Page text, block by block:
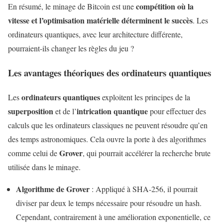
En résumé, le minage de Bitcoin est unecompétition où la
vitesse et l’optimisation matérielle déterminent le succès. Les
ordinateurs quantiques, avec leur architecture différente,
pourraient-ils changer les règles du jeu ?
Les avantages théoriques des ordinateurs quantiques
Lesordinateurs quantiquesexploitent les principes de la
superpositionet de l’intrication quantiquepour effectuer des
calculs que les ordinateurs classiques ne peuvent résoudre qu’en
des temps astronomiques. Cela ouvre la porte à des algorithmes
comme celui deGrover, qui pourrait accélérer la recherche brute
utilisée dans le minage.
Algorithme de Grover : Appliqué à SHA-256, il pourrait
diviser par deux le temps nécessaire pour résoudre un hash.
Cependant, contrairement à une amélioration exponentielle, ce